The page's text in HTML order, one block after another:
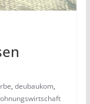
, deubaukom,